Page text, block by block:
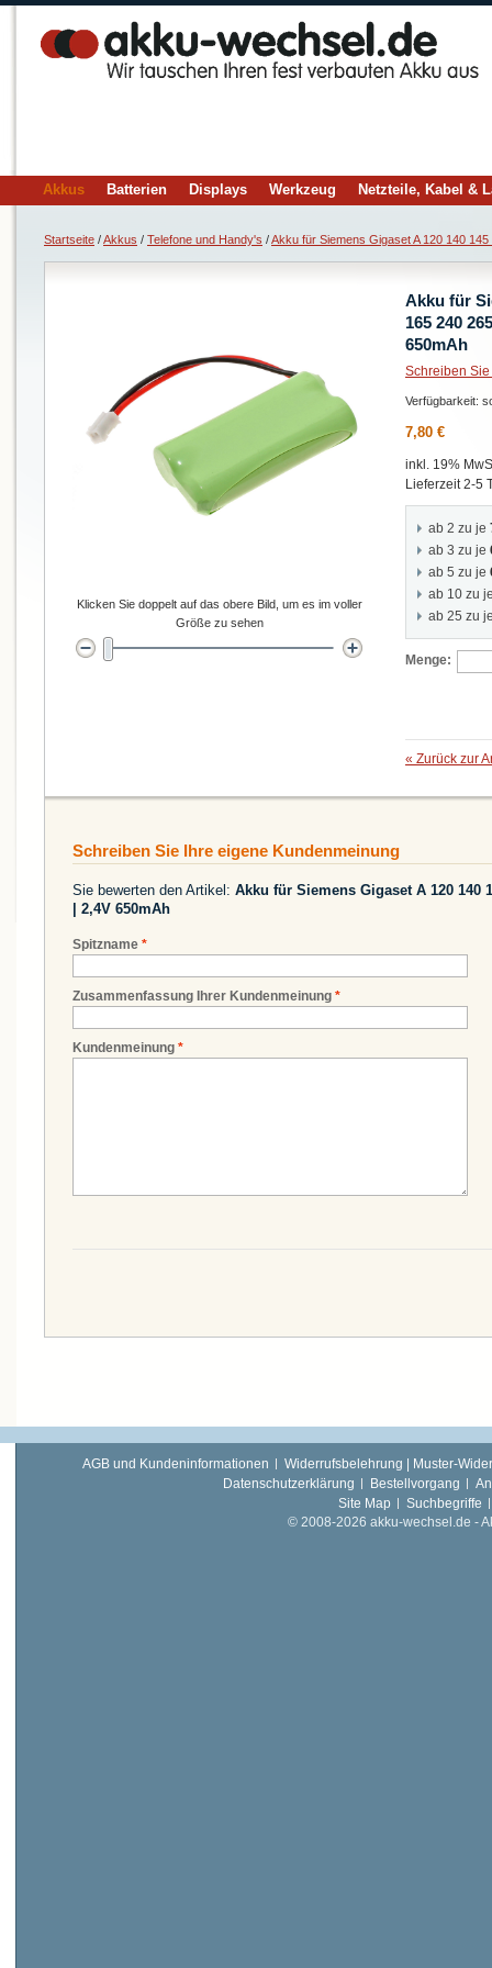
Akkus Batterien Displays Werkzeug Netzteile, Kabel &
Startseite /Akkus / Telefone und Handy's /Akku für Siemens Gigaset A 120 140
Akku für
165 240
650mAh
Schreiben
Verfügbarkeit:
7,80 €
inkl. 19%
Lieferzeit 2-5
ab 2 zu je
ab 3 zu je
ab 5 zu je
ab 10 zu
ab 25 zu
Menge:
« Zurück zur
Klicken Sie doppelt auf das obere Bild, um es im voller
Größe zu sehen
Schreiben Sie Ihre eigene Kundenmeinung
Sie bewerten den Artikel: Akku für Siemens Gigaset A 120 140
| 2,4V 650mAh
*
Spitzname
*
Zusammenfassung Ihrer Kundenmeinung
*
Kundenmeinung
AGB und Kundeninformationen
Widerrufsbelehrung | Muster-
Datenschutzerklärung
Bestellvorgang
Site Map
Suchbegriffe
© 2008-2026 akku-wechsel.de -